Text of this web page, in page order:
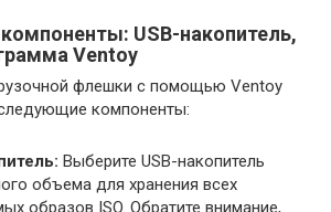
USB-накопитель,
Ventoy
флешки с помощью Ventoy
компоненты:
Выберите USB-накопитель
объема для хранения всех
образов ISO. Обратите внимание,